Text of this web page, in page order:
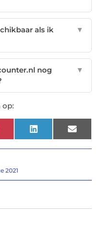
als ik
▼
nog
▼
op:
LinkedIn Email
2021